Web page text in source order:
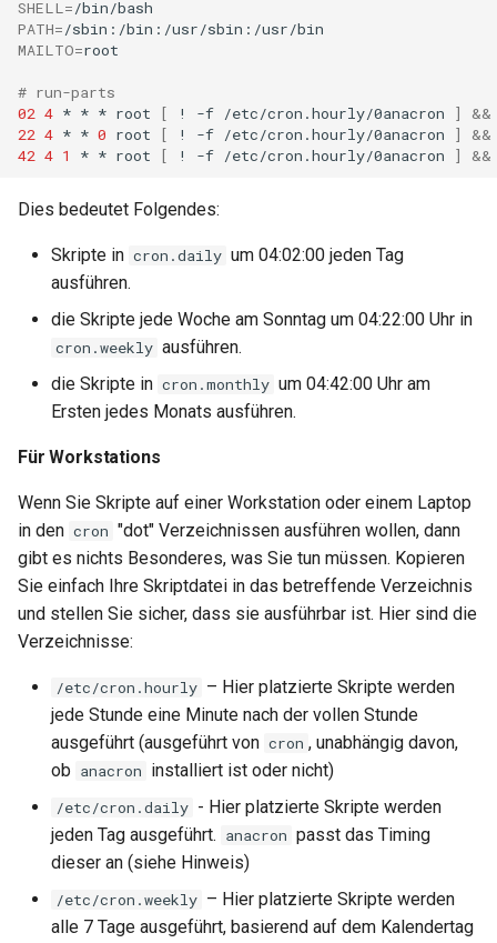
SHELL =
PATH=
MAILTO=root
# run-parts
02 4 * * * root [ ! -f /etc/cron.hourly/0anacron ]
&&
22 4 * * 0 root [ ! -f /etc/cron.hourly/0anacron ]
&&
42 4 1 * * root [ ! -f /etc/cron.hourly/0anacron ] &&
Dies bedeutet Folgendes:
Skripte in cron.daily um 04:02:00 jeden Tag
ausführen.
die Skripte jede Woche am Sonntag um 04:22:00 Uhr in
cron.weekly ausführen.
die Skripte in cron.monthly um 04:42:00 Uhr am
Ersten jedes Monats ausführen.
Für Workstations
Wenn Sie Skripte auf einer Workstation oder einem Laptop
in den cron "dot" Verzeichnissen ausführen wollen, dann
gibt es nichts Besonderes, was Sie tun müssen. Kopieren
Sie einfach Ihre Skriptdatei in das betreffende Verzeichnis
und stellen Sie sicher, dass sie ausführbar ist. Hier sind die
Verzeichnisse:
/etc/cron.hourly – Hier platzierte Skripte werden
jede Stunde eine Minute nach der vollen Stunde
ausgeführt (ausgeführt von cron , unabhängig davon,
ob anacron installiert ist oder nicht)
/etc/cron.daily - Hier platzierte Skripte werden
jeden Tag ausgeführt. anacron passt das Timing
dieser an (siehe Hinweis)
/etc/cron.weekly – Hier platzierte Skripte werden
alle 7 Tage ausgeführt, basierend auf dem Kalendertag